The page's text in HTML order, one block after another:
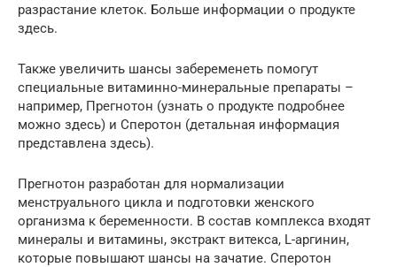
разрастание клеток. Больше информации о продукте
здесь.
Также увеличить шансы забеременеть помогут
специальные витаминно-минеральные препараты –
например, Прегнотон (узнать о продукте подробнее
можно здесь) и Сперотон (детальная информация
представлена здесь).
Прегнотон разработан для нормализации
менструального цикла и подготовки женского
организма к беременности. В состав комплекса входят
минералы и витамины, экстракт витекса, L-аргинин,
которые повышают шансы на зачатие. Сперотон